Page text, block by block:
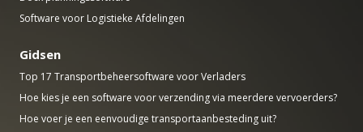
Software voor Logistieke Afdelingen
Gidsen
Top 17 Transportbeheersoftware voor Verladers
Hoe kies je een software voor verzending via meerdere vervoerders?
Hoe voer je een eenvoudige transportaanbesteding uit?